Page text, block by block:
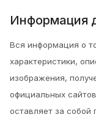
Информация
Вся информация о
характеристики,
изображения,
официальных
оставляет за собой